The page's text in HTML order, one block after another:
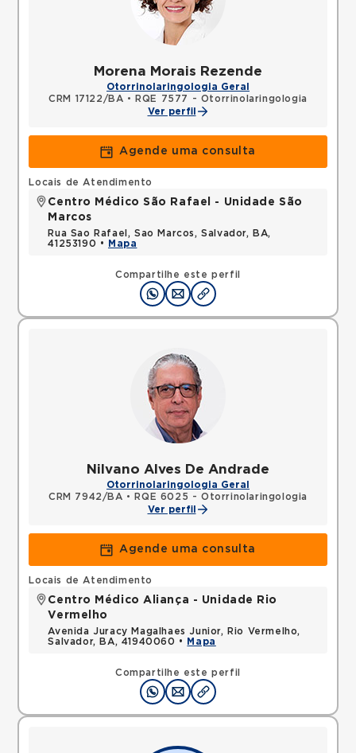
Morena Morais Rezende
Otorrinolaringologia Geral
CRM 17122/BA •
RQE 7577 - Otorrinolaringologia
Ver perfil
Agende uma consulta
Compartilhe este perfil
Locais de Atendimento
Centro Médico São Rafael - Unidade São
Marcos
Rua Sao Rafael, Sao Marcos, Salvador, BA,
41253190 •
Mapa
Nilvano Alves De Andrade
Otorrinolaringologia Geral
CRM 7942/BA •
RQE 6025 - Otorrinolaringologia
Ver perfil
Agende uma consulta
Compartilhe este perfil
Locais de Atendimento
Centro Médico Aliança - Unidade Rio
Vermelho
Avenida Juracy Magalhaes Junior, Rio Vermelho,
Salvador, BA, 41940060 •
Mapa